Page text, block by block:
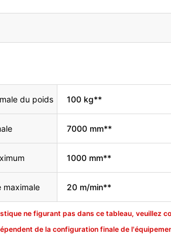
du poids 100 kg**
7000 mm**
1000 mm**
maximale 20 m/min**
ne figurant pas dans ce tableau, veuillez
de la configuration finale de